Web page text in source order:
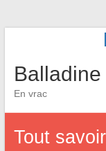
Balladine
En vrac
Tout